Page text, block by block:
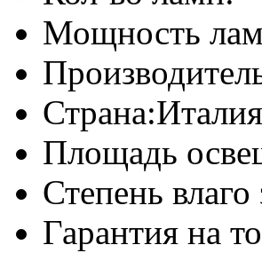
Мощность
Страна:Италия
Площадь
Степень
Гарантия на